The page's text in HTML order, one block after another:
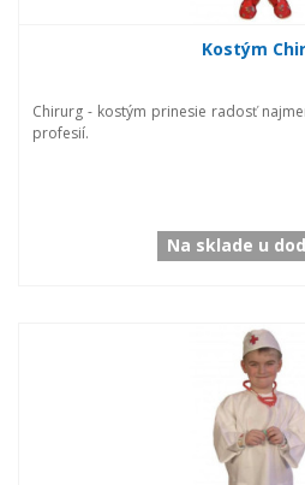
Kostým
Chirurg - kostým prinesie radosť
profesií.
Na sklade u